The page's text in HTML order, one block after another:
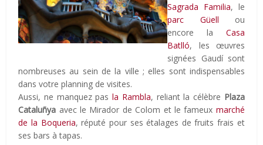
Sagrada Familia, le
parc Güell ou
encore la Casa
Batlló, les œuvres
signées Gaudí sont
nombreuses au sein de la ville ; elles sont indispensables
dans votre planning de visites.
Aussi, ne manquez pasla Rambla, reliant la célèbre Plaza
Cataluñya avec le Mirador de Colom et le fameux marché
de la Boqueria, réputé pour ses étalages de fruits frais et
ses bars à tapas.